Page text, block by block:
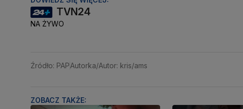
TVN24
NA ŻYWO
Źródło: PAPAutorka/Autor: kris/ams
ZOBACZ TAKŻE: